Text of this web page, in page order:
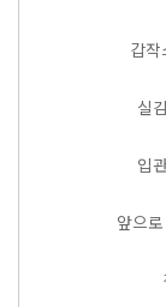
갑
실
입
앞으